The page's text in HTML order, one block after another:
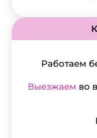
Работаем
Выезжаем во